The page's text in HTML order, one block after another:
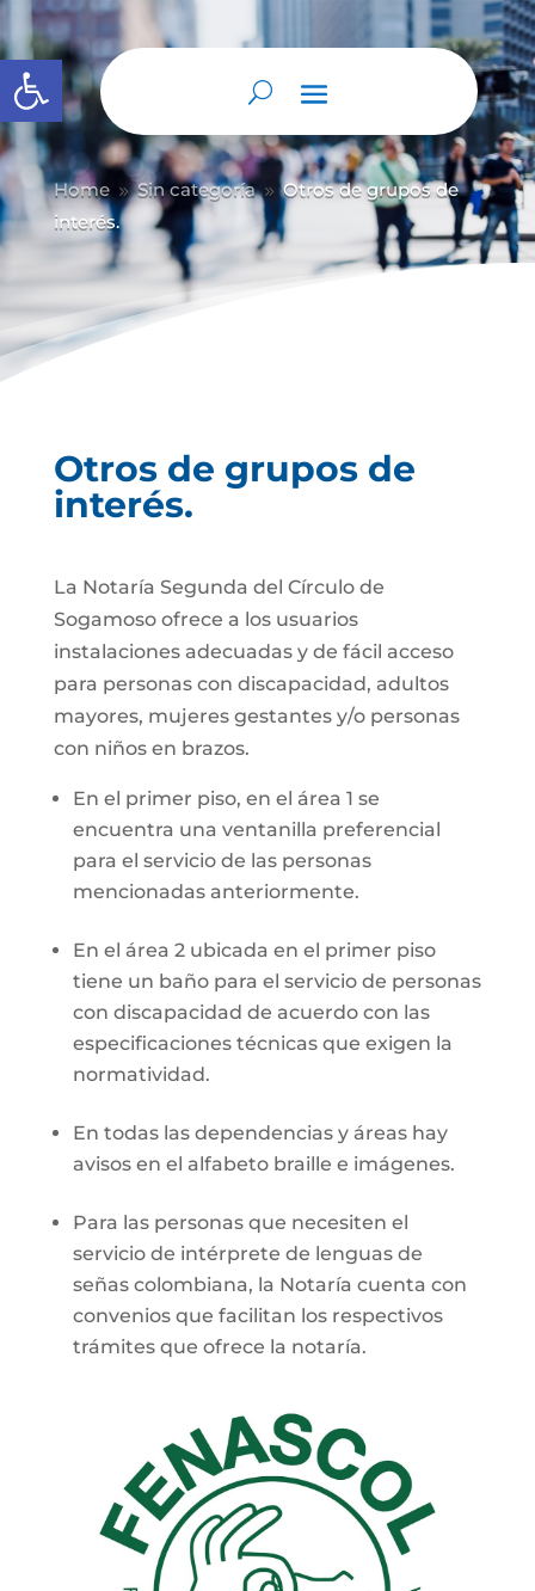
Abrir barra de herramientas
Home 9 Sin categoría 9 Otros de grupos de
interés.
Otros de grupos de
interés.
La Notaría Segunda del Círculo de
Sogamoso ofrece a los usuarios
instalaciones adecuadas y de fácil acceso
para personas con discapacidad, adultos
mayores, mujeres gestantes y/o personas
con niños en brazos.
En el primer piso, en el área 1 se
encuentra una ventanilla preferencial
para el servicio de las personas
mencionadas anteriormente.
En el área 2 ubicada en el primer piso
tiene un baño para el servicio de personas
con discapacidad de acuerdo con las
especificaciones técnicas que exigen la
normatividad.
En todas las dependencias y áreas hay
avisos en el alfabeto braille e imágenes.
Para las personas que necesiten el
servicio de intérprete de lenguas de
señas colombiana, la Notaría cuenta con
convenios que facilitan los respectivos
trámites que ofrece la notaría.